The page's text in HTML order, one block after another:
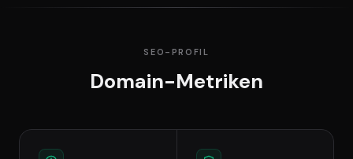
SEO-PROFIL
Domain-Metriken